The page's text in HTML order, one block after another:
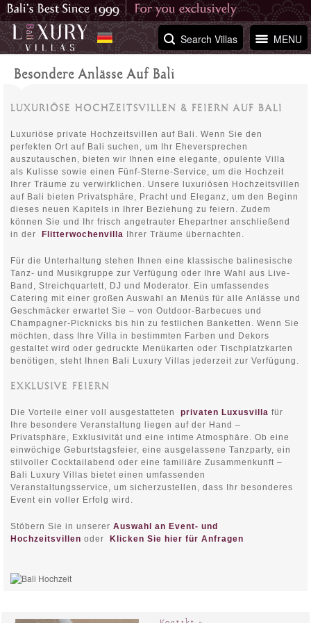
MENU
Search Villas
Besondere Anlässe Auf Bali
LUXURIÖSE HOCHZEITSVILLEN & FEIERN AUF BALI
Luxuriöse private Hochzeitsvillen auf Bali. Wenn Sie den
perfekten Ort auf Bali suchen, um Ihr Eheversprechen
auszutauschen, bieten wir Ihnen eine elegante, opulente Villa
als Kulisse sowie einen Fünf-Sterne-Service, um die Hochzeit
Ihrer Träume zu verwirklichen. Unsere luxuriösen Hochzeitsvillen
auf Bali bieten Privatsphäre, Pracht und Eleganz, um den Beginn
dieses neuen Kapitels in Ihrer Beziehung zu feiern. Zudem
können Sie und Ihr frisch angetrauter Ehepartner anschließend
in der
Flitterwochenvilla Ihrer Träume übernachten.
Für die Unterhaltung stehen Ihnen eine klassische balinesische
Tanz- und Musikgruppe zur Verfügung oder Ihre Wahl aus Live-
Band, Streichquartett, DJ und Moderator. Ein umfassendes
Catering mit einer großen Auswahl an Menüs für alle Anlässe und
Geschmäcker erwartet Sie – von Outdoor-Barbecues und
Champagner-Picknicks bis hin zu festlichen Banketten. Wenn Sie
möchten, dass Ihre Villa in bestimmten Farben und Dekors
gestaltet wird oder gedruckte Menükarten oder Tischplatzkarten
benötigen, steht Ihnen Bali Luxury Villas jederzeit zur Verfügung.
EXKLUSIVE FEIERN
Die Vorteile einer voll ausgestatteten privaten Luxusvilla für
Ihre besondere Veranstaltung liegen auf der Hand –
Privatsphäre, Exklusivität und eine intime Atmosphäre. Ob eine
einwöchige Geburtstagsfeier, eine ausgelassene Tanzparty, ein
stilvoller Cocktailabend oder eine familiäre Zusammenkunft –
Bali Luxury Villas bietet einen umfassenden
Veranstaltungsservice, um sicherzustellen, dass Ihr besonderes
Event ein voller Erfolg wird.
Stöbern Sie in unserer Auswahl an Event- und
Hochzeitsvillen oder Klicken Sie hier für Anfragen